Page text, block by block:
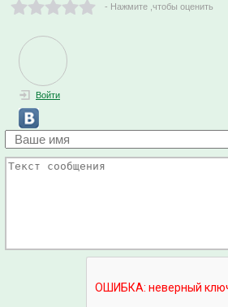
- Нажмите ,чтобы оценить
Войти